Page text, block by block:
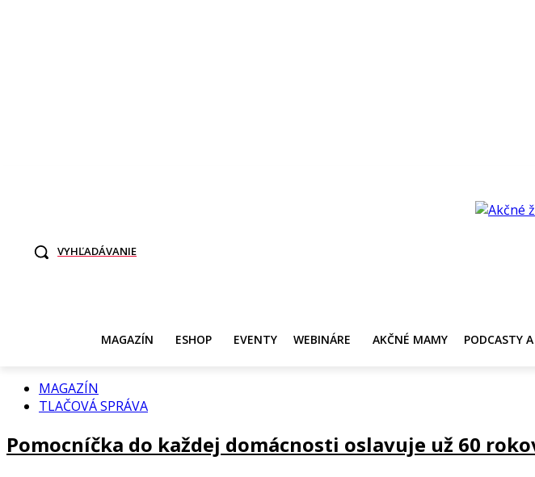
VYHĽADÁVANIE
MAGAZÍN ESHOP EVENTY WEBINÁRE AKČNÉ MAMY PODCASTY
MAGAZÍN
TLAČOVÁ SPRÁVA
Pomocníčka do každej domácnosti oslavuje už 60